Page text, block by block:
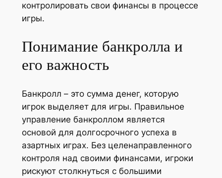
контролировать свои финансы в процессе
игры.
Понимание банкролла и
его важность
Банкролл – это сумма денег, которую
игрок выделяет для игры. Правильное
управление банкроллом является
основой для долгосрочного успеха в
азартных играх. Без целенаправленного
контроля над своими финансами, игроки
рискуют столкнуться с большими